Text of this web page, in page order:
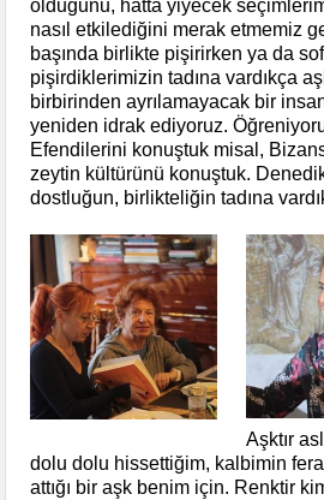
olduğunu, hatta yiyecek
nasıl etkilediğini merak etmemiz
başında birlikte pişirirken ya da
pişirdiklerimizin tadına vardıkça
birbirinden ayrılamayacak bir
yeniden idrak ediyoruz.
Efendilerini konuştuk misal, Bizans
zeytin kültürünü konuştuk.
dostluğun, birlikteliğin tadına
Aşktır
dolu dolu hissettiğim, kalbimin
attığı bir aşk benim için. Renktir